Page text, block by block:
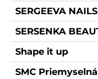
SERGEEVA NAILS
SERSENKA
Shape it up
SMC